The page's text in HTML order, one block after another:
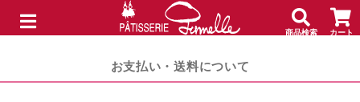
商品検索 カート
お支払い・送料について